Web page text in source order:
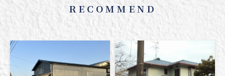
RECOMMEND